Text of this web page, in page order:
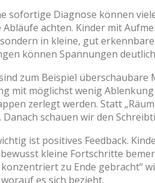
sofortige Diagnose können
Abläufe achten. Kinder mit
in kleine, gut
können Spannungen
zum Beispiel
mit möglichst wenig
zerlegt werden. Statt
Danach schauen wir den
ist positives Feedback.
kleine Fortschritte
zu Ende gebracht“
es sich bezieht.